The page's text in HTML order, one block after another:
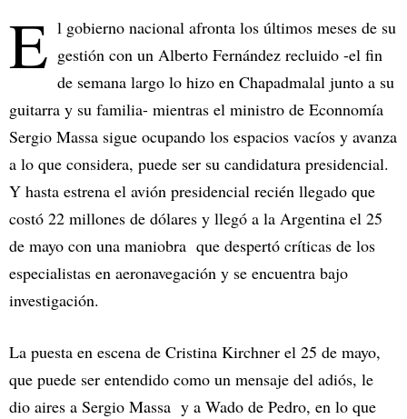
E l gobierno nacional afronta los últimos meses de su
gestión con un Alberto Fernández recluido -el fin
de semana largo lo hizo en Chapadmalal junto a su
guitarra y su familia- mientras el ministro de Econnomía
Sergio Massa sigue ocupando los espacios vacíos y avanza
a lo que considera, puede ser su candidatura presidencial.
Y hasta estrena el avión presidencial recién llegado que
costó 22 millones de dólares y llegó a la Argentina el 25
de mayo con una maniobra que despertó críticas de los
especialistas en aeronavegación y se encuentra bajo
investigación.
La puesta en escena de Cristina Kirchner el 25 de mayo,
que puede ser entendido como un mensaje del adiós, le
dio aires a Sergio Massa y a Wado de Pedro, en lo que